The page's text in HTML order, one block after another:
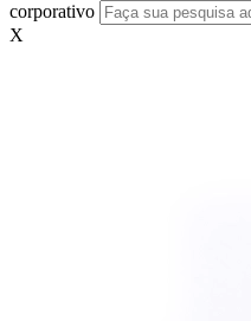
corporativo
X